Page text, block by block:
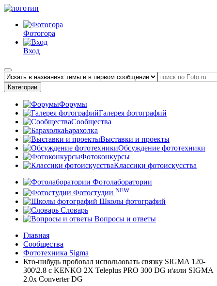
Фотогора
Вход
Категории
Форумы
Галерея фотографий
Сообщества
Барахолка
Выставки и проекты
Обсуждение фототехники
Фотоконкурсы
Классики фотоискусства
Фотолаборатории
Фотостудии NEW
Школы фотографий
Словарь
Вопросы и ответы
Главная
Сообщества
Фототехника Sigma
Кто-нибудь пробовал использовать связку SIGMA 120-
300\2.8 с KENKO 2X Teleplus PRO 300 DG и\или SIGMA
2.0x Converter DG